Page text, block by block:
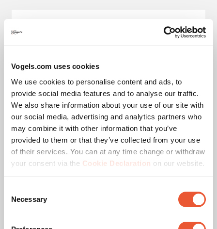
Vogels.com uses cookies
We use cookies to personalise content and ads, to
provide social media features and to analyse our traffic.
We also share information about your use of our site with
our social media, advertising and analytics partners who
may combine it with other information that you’ve
provided to them or that they’ve collected from your use
of their services. You can at any time change or withdraw
your consent via the Cookie Declaration on our website.
Selection
Necessary
Distancia máx. al techo (mm) 1350
Rotación máxima
Inclinación máxima Inclinable hasta 15°
Rollo 15
Carga máx. de peso (kg) 30